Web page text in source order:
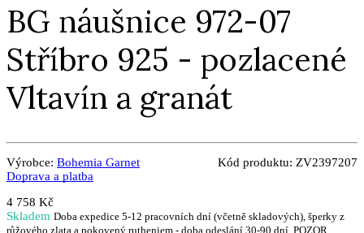
BG náušnice 972-07
Stříbro 925 - pozlacené
Vltavín a granát
Výrobce: Bohemia Garnet Kód produktu: ZV2397207
Doprava a platba
4 758 Kč
Skladem Doba expedice 5-12 pracovních dní (včetně skladových), šperky z
růžového zlata a pokovený rutheniem - doba odeslání 30-90 dní, POZOR